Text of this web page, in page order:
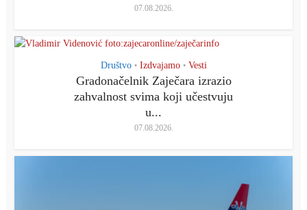
07.08.2026.
Društvo • Izdvajamo • Vesti
Gradonačelnik Zaječara izrazio
zahvalnost svima koji učestvuju
u...
07.08.2026.